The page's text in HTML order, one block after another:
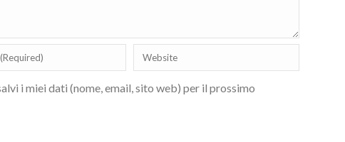
i miei dati (nome, email, sito web) per il prossimo